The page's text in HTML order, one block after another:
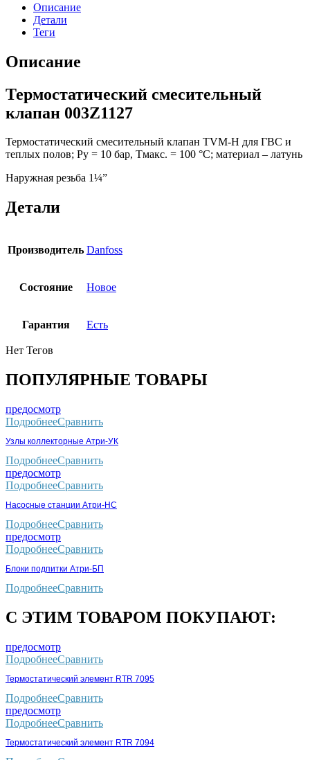
Описание
Детали
Теги
Описание
Термостатический смесительный
клапан 003Z1127
Термостатический смесительный клапан TVM-H для ГВС и
теплых полов; Ру = 10 бар, Тмакс. = 100 °С; материал – латунь
Наружная резьба 1¼”
Детали
Производитель Danfoss
Состояние Новое
Гарантия Есть
Нет Тегов
ПОПУЛЯРНЫЕ ТОВАРЫ
предосмотр
ПодробнееСравнить
Узлы коллекторные Атри-УК
ПодробнееСравнить
предосмотр
ПодробнееСравнить
Насосные станции Атри-НС
ПодробнееСравнить
предосмотр
ПодробнееСравнить
Блоки подпитки Атри-БП
ПодробнееСравнить
С ЭТИМ ТОВАРОМ ПОКУПАЮТ:
предосмотр
ПодробнееСравнить
Термостатический элемент RTR 7095
ПодробнееСравнить
предосмотр
ПодробнееСравнить
Термостатический элемент RTR 7094